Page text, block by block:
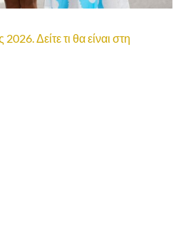
2026. Δείτε τι θα είναι στη